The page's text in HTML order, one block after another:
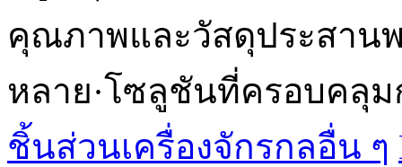
คุณภาพและวัสดุประสาน
หลาย·โซลูชันที่ครอบคลุ
ชิ้นส่วนเครื่องจักรกลอื่น ๆ